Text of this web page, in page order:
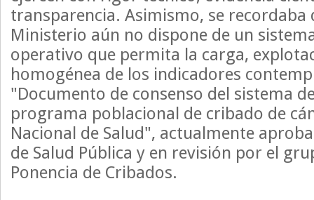
transparencia. Asimismo, se recordaba
Ministerio aún no dispone de un
operativo que permita la carga,
homogénea de los indicadores
"Documento de consenso del sistema
programa poblacional de cribado de
Nacional de Salud", actualmente
de Salud Pública y en revisión por el
Ponencia de Cribados.